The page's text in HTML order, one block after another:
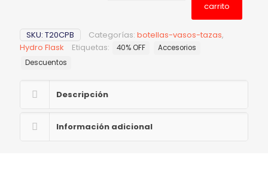
carrito
SKU: T20CPB Categorías: botellas-vasos-tazas,
Hydro Flask
Etiquetas: 40% OFF
Accesorios
Descuentos
Descripción
Información adicional